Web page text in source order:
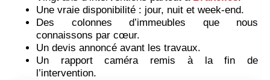
Une vraie disponibilité : jour, nuit et week-end.
Des colonnes d’immeubles que nous
connaissons par cœur.
Un devis annoncé avant les travaux.
Un rapport caméra remis à la fin de
l’intervention.